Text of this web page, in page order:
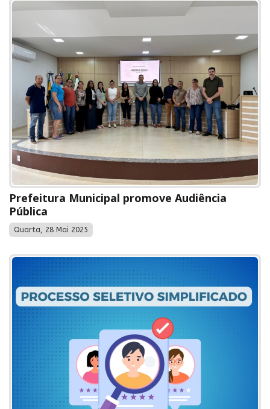
Prefeitura Municipal promove Audiência
Pública
Quarta, 28 Mai 2025